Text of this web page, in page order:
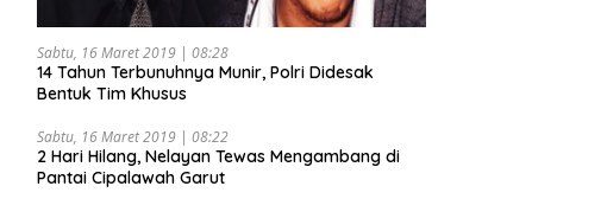
Sabtu, 16 Maret 2019 | 08:28
14 Tahun Terbunuhnya Munir, Polri Didesak
Bentuk Tim Khusus
Sabtu, 16 Maret 2019 | 08:22
2 Hari Hilang, Nelayan Tewas Mengambang di
Pantai Cipalawah Garut